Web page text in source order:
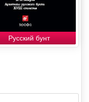
Русский бунт